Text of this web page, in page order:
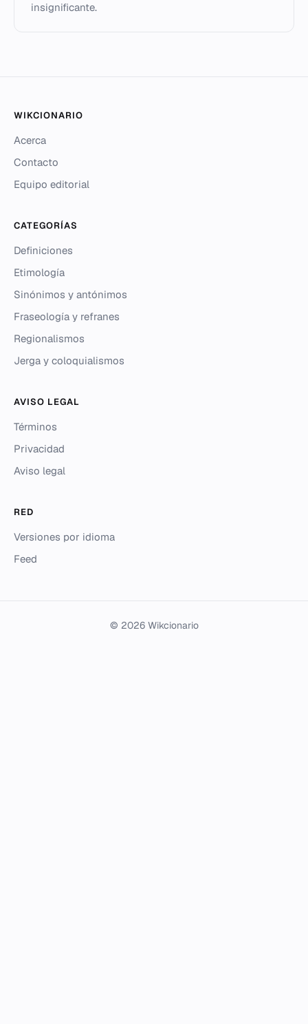
insignificante.
WIKCIONARIO
Acerca
Contacto
Equipo editorial
CATEGORÍAS
Definiciones
Etimología
Sinónimos y antónimos
Fraseología y refranes
Regionalismos
Jerga y coloquialismos
AVISO LEGAL
Términos
Privacidad
Aviso legal
RED
Versiones por idioma
Feed
© 2026 Wikcionario